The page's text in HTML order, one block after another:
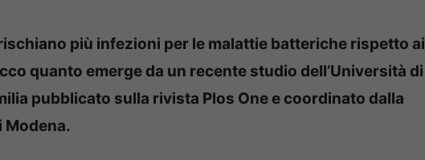
più infezioni per le malattie batteriche rispetto ai
quanto emerge da un recente studio dell’Università di
pubblicato sulla rivista Plos One e coordinato dalla
Modena.